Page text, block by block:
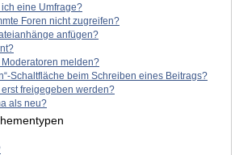
eine Umfrage?
Foren nicht zugreifen?
anfügen?
melden?
Schaltfläche beim Schreiben eines Beitrags?
freigegeben werden?
als neu?